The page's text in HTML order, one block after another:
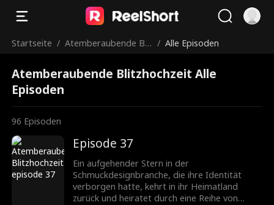
Startseite / Atemberaubende Blit / Alle Episoden
Atemberaubende Blitzhochzeit Alle
Episoden
96 Episoden
Episode 37
Ein aufgehender Stern in der
Schmuckdesignbranche, die ihre Identität
verborgen hatte, kehrt in ihr Heimatland
zurück und heiratet durch eine Reihe von